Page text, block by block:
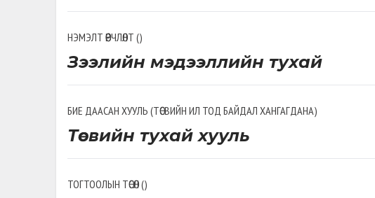
НЭМЭЛТ ӨӨРЧЛӨЛТ ()
Зээлийн мэдээллийн тухай
БИЕ ДААСАН ХУУЛЬ (ТӨСВИЙН ИЛ ТОД БАЙДАЛ ХАНГАГДАНА)
Төсвийн тухай хууль
ТОГТООЛЫН ТӨСӨЛ()